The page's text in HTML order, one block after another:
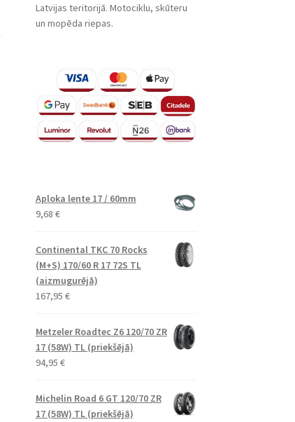
Latvijas teritorijā. Motociklu, skūteru
un mopēda riepas.
Aploka lente 17 / 60mm
9,68 €
Continental TKC 70 Rocks
(M+S) 170/60 R 17 72S TL
(aizmugurējā)
167,95 €
Metzeler Roadtec Z6 120/70 ZR
17 (58W) TL (priekšējā)
94,95 €
Michelin Road 6 GT 120/70 ZR
17 (58W) TL (priekšējā)